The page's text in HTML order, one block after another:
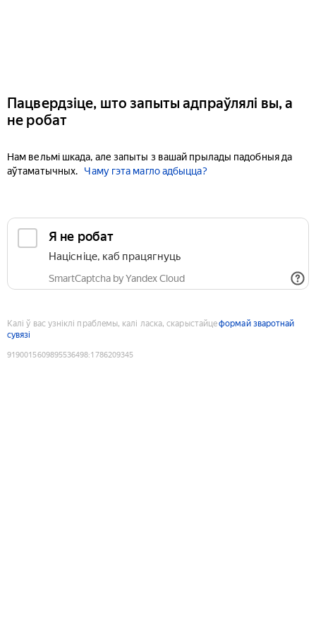
Пацвердзіце, што запыты адпраўлялі вы, а
не робат
Нам вельмі шкада, але запыты з вашай прылады падобныя да
аўтаматычных.
Чаму гэта магло адбыцца?
Я не робат
Націсніце, каб працягнуць
SmartCaptcha by Yandex Cloud
Калі ў вас узніклі праблемы, калі ласка, скарыстайцеформай зваротнай
сувязі
9190015609895536498:1786209345